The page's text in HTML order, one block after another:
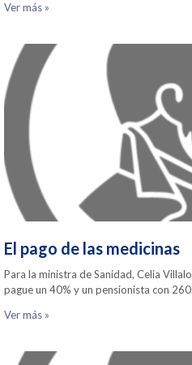
Ver más »
El pago de las medicinas
Para la ministra de Sanidad, Celia
pague un 40% y un pensionista con
Ver más »